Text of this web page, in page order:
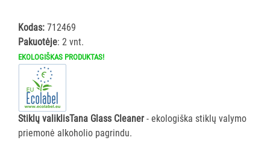
priemonės
skysčiai
Sanitariniai
valikliai
Langų
skystis
Įvairios
Kodas: 712469
Pakuotėje: 2 vnt.
EKOLOGIŠKAS PRODUKTAS!
Stiklų valiklisTana Glass Cleaner- ekologiška stiklų valymo
priemonė alkoholio pagrindu.